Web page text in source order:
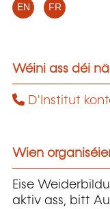
EN FR
Wéini ass déi
D'Institut
Wien
Eise
aktiv ass, bitt